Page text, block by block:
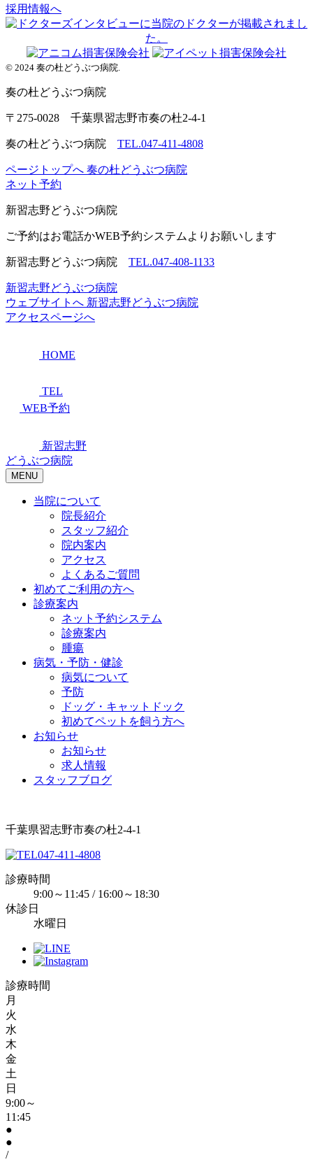
採用情報へ
© 2024 奏の杜どうぶつ病院.
奏の杜どうぶつ病院
〒275-0028 千葉県習志野市奏の杜2-4-1
奏の杜どうぶつ病院 TEL.047-411-4808
ページトップへ 奏の杜どうぶつ病院
ネット予約
新習志野どうぶつ病院
ご予約はお電話かWEB予約システムよりお願いします
新習志野どうぶつ病院 TEL.047-408-1133
新習志野どうぶつ病院
ウェブサイトへ 新習志野どうぶつ病院
アクセスページへ
HOME
TEL
WEB予約
新習志野
どうぶつ病院
MENU
当院について
院長紹介
スタッフ紹介
院内案内
アクセス
よくあるご質問
初めてご利用の方へ
診療案内
ネット予約システム
診療案内
腫瘍
病気・予防・健診
病気について
予防
ドッグ・キャットドック
初めてペットを飼う方へ
お知らせ
お知らせ
求人情報
スタッフブログ
千葉県習志野市奏の杜2-4-1
047-411-4808
診療時間
9:00～11:45 / 16:00～18:30
休診日
水曜日
診療時間
月
火
水
木
金
土
日
9:00～
11:45
●
●
/